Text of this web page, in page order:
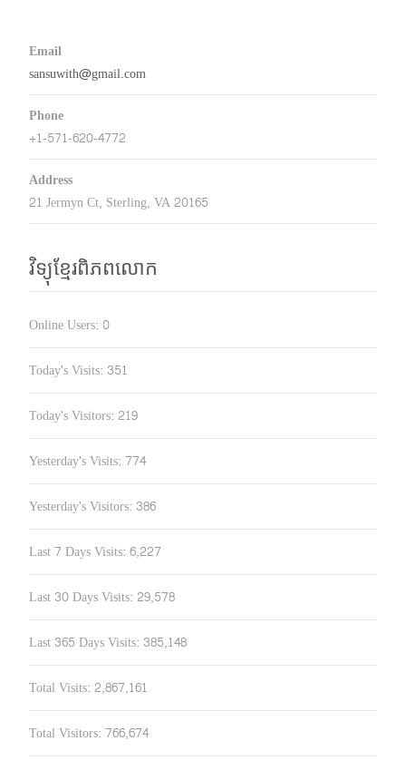
Email
sansuwith@gmail.com
Phone
+1-571-620-4772
Address
21 Jermyn Ct, Sterling, VA 20165
វិទ្យុខ្មែរពិភពលោក
Online Users: 0
Today's Visits: 351
Today's Visitors: 219
Yesterday's Visits: 774
Yesterday's Visitors: 386
Last 7 Days Visits: 6,227
Last 30 Days Visits: 29,578
Last 365 Days Visits: 385,148
Total Visits: 2,867,161
Total Visitors: 766,674